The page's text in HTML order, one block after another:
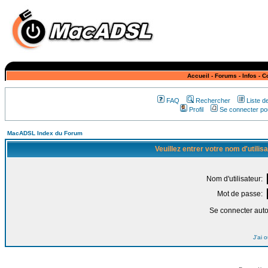
Accueil - Forums - Infos -
FAQ Rechercher
Liste
Profil
Se connecter
MacADSL Index du Forum
Veuillez entrer votre nom
Nom d'utilisateur:
Mot de passe:
Se connecter
J'ai